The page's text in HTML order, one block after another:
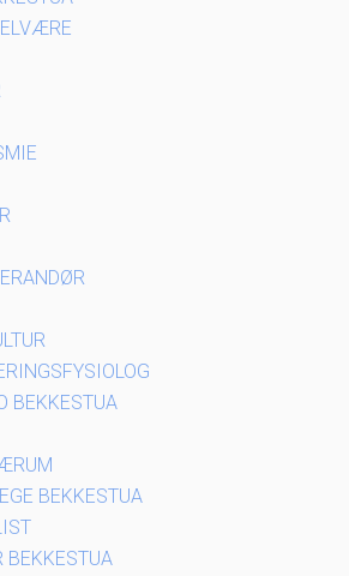
BEKKESTUA
BEKKESTUA
BEKKESTUA